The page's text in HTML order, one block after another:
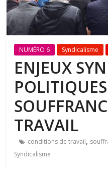
NUMÉRO 6 Syndicalisme
ENJEUX
TRAVAIL
conditions de travail,
Syndicalisme